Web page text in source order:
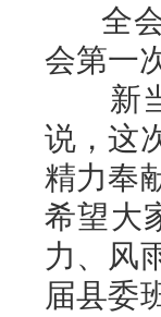
全会
会第一
新当
说，这
精力奉
希望大
力、风
届县委